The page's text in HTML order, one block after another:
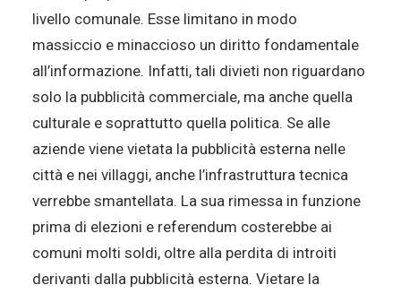
livello comunale. Esse limitano in modo
massiccio e minaccioso un diritto fondamentale
all’informazione. Infatti, tali divieti non riguardano
solo la pubblicità commerciale, ma anche quella
culturale e soprattutto quella politica. Se alle
aziende viene vietata la pubblicità esterna nelle
città e nei villaggi, anche l’infrastruttura tecnica
verrebbe smantellata. La sua rimessa in funzione
prima di elezioni e referendum costerebbe ai
comuni molti soldi, oltre alla perdita di introiti
derivanti dalla pubblicità esterna. Vietare la